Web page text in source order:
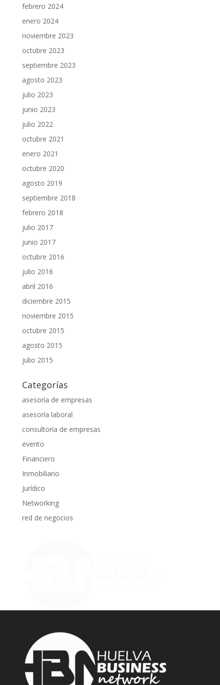
febrero 2024
enero 2024
noviembre 2023
octubre 2023
septiembre 2023
agosto 2023
julio 2023
junio 2023
julio 2022
octubre 2021
enero 2021
octubre 2020
agosto 2019
septiembre 2018
febrero 2018
julio 2017
junio 2017
octubre 2016
julio 2016
abril 2016
diciembre 2015
noviembre 2015
octubre 2015
agosto 2015
julio 2015
Categorías
asesoría de empresas
asesoría laboral
consultoría de empresas
evento
Financiero
Inmobiliario
Jurídico
Networking
red de negocios